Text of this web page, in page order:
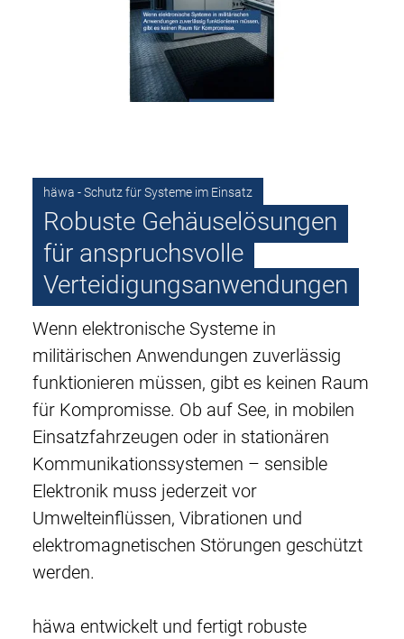
häwa - Schutz für Systeme im Einsatz
Robuste Gehäuselösungen
für anspruchsvolle
Verteidigungsanwendungen
Wenn elektronische Systeme in
militärischen Anwendungen zuverlässig
funktionieren müssen, gibt es keinen Raum
für Kompromisse. Ob auf See, in mobilen
Einsatzfahrzeugen oder in stationären
Kommunikationssystemen – sensible
Elektronik muss jederzeit vor
Umwelteinflüssen, Vibrationen und
elektromagnetischen Störungen geschützt
werden.
häwa entwickelt und fertigt robuste